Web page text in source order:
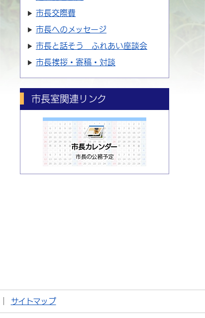
市長交際費
市長へのメッセージ
市長と話そう ふれあい座談会
市長挨拶・寄稿・対談
市長室関連リンク
サイトマップ